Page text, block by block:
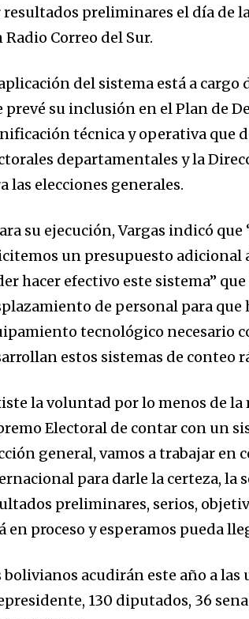
our community of
and be
simply enter your email address
button below. Don't worry, we
your inbox. Your information is safe
resultados preliminares el día de
Radio Correo del Sur.
del sistema está a
prevé su inclusión en el Plan de
técnica y operativa que
departamentales y la
las elecciones generales.
su ejecución, Vargas indicó
un presupuesto adicional
hacer efectivo este sistema”
de personal para
tecnológico necesario
estos sistemas de conteo
la voluntad por lo menos de
Electoral de contar con un
general, vamos a trabajar en
para darle la certeza, la
preliminares, serios,
en proceso y esperamos pueda
bolivianos acudirán este año a
130 diputados, 36